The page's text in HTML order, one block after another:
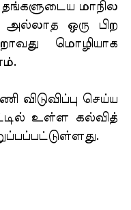
தங்களுடைய மாநில
ஒரு பிற
மொழியாக
விடுவிப்பு செய்ய
உள்ள கல்வித்